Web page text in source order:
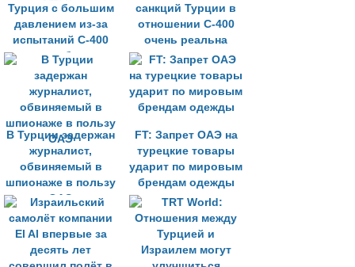
Турция с большим
давлением из-за
испытаний С-400
после выборов в
США?»
санкций Турции в
отношении С-400
очень реальна
В Турции задержан
журналист,
обвиняемый в
шпионаже в пользу
ОАЭ
FT: Запрет ОАЭ на
турецкие товары
ударит по мировым
брендам одежды